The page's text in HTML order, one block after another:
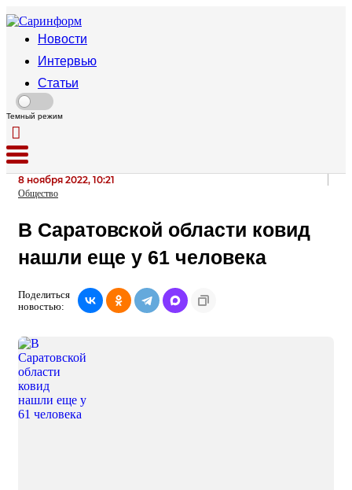
Новости
Интервью
Статьи
Темный режим
8 ноября 2022, 10:21
Общество
В Саратовской области ковид
нашли еще у 61 человека
Поделиться
новостью: